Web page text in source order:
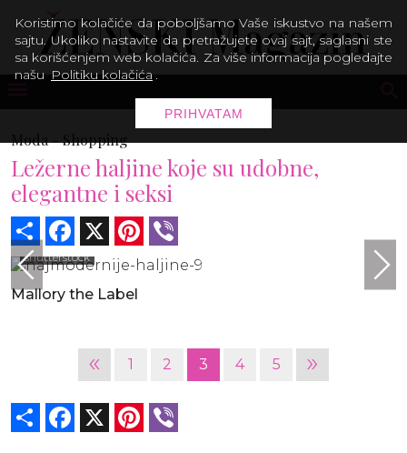
Moda -Shopping
Ležerne haljine koje su udobne,
elegantne i seksi
Share Facebook Pinterest
shutterstock
Mallory the Label
« 1 2 3 4 5 »
Share Facebook Pinterest
Koristimo kolačiće da poboljšamo Vaše iskustvo na našem
sajtu. Ukoliko nastavite da pretražujete ovaj sajt, saglasni ste
sa korišćenjem web kolačića. Za više informacija pogledajte
našu Politiku kolačića .
PRIHVATAM